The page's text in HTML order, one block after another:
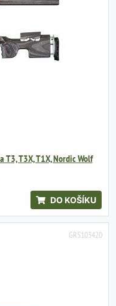
T3, T3X, T1X, Nordic Wolf
DO KOŠÍKU
GRS103420